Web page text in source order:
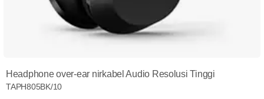
Headphone over-ear nirkabel Audio Resolusi Tinggi
TAPH805BK/10